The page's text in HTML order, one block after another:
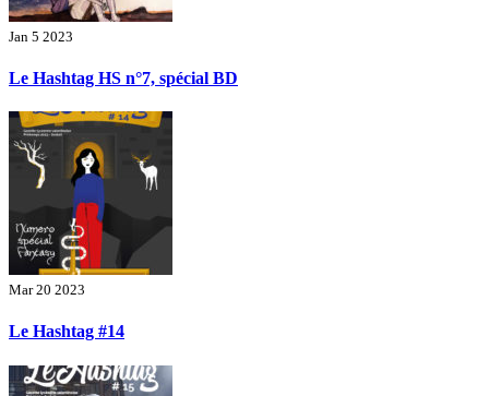
Jan 5 2023
Le Hashtag HS n°7, spécial BD
Mar 20 2023
Le Hashtag #14